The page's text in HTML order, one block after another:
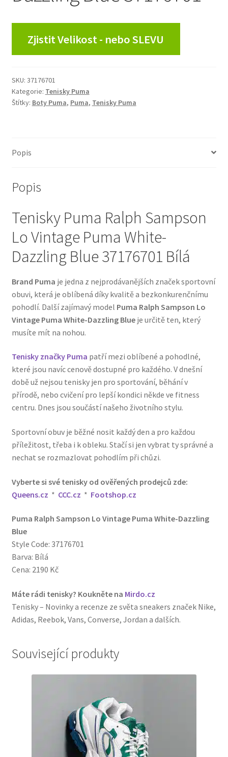
Zjistit Velikost - nebo SLEVU
SKU: 37176701
Kategorie: Tenisky Puma
Štítky: Boty Puma, Puma, Tenisky Puma
Popis
Popis
Tenisky Puma Ralph Sampson
Lo Vintage Puma White-
Dazzling Blue 37176701 Bílá
Brand Puma je jedna z nejprodávanějších značek sportovní
obuvi, která je oblíbená díky kvalitě a bezkonkurenčnímu
pohodlí. Další zajímavý model Puma Ralph Sampson Lo
Vintage Puma White-Dazzling Blueje určitě ten, který
musíte mít na nohou.
Tenisky značky Puma patří mezi oblíbené a pohodlné,
které jsou navíc cenově dostupné pro každého. V dnešní
době už nejsou tenisky jen pro sportování, běhání v
přírodě, nebo cvičení pro lepší kondici někde ve fitness
centru. Dnes jsou součástí našeho životního stylu.
Sportovní obuv je běžné nosit každý den a pro každou
příležitost, třeba i k obleku. Stačí si jen vybrat ty správné a
nechat se rozmazlovat pohodlím při chůzi.
Vyberte si své tenisky od ověřených prodejců zde:
Queens.cz * CCC.cz * Footshop.cz
Puma Ralph Sampson Lo Vintage Puma White-Dazzling
Blue
Style Code: 37176701
Barva: Bílá
Cena: 2190 Kč
Máte rádi tenisky? Koukněte na Mirdo.cz
Tenisky – Novinky a recenze ze světa sneakers značek Nike,
Adidas, Reebok, Vans, Converse, Jordan a dalších.
Související produkty